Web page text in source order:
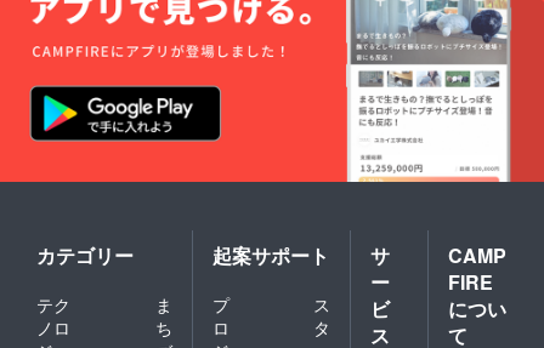
カテゴリー
テク
ノロ
ま
ち
起案サポート
プ
ロ
ス
タ
サ
ー
ビ
ス
CAMP
FIRE
につい
て